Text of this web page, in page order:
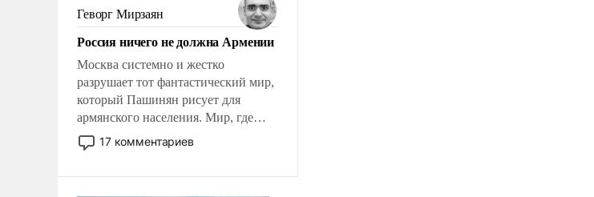
уязвимости США, например, перед
Китаем.
Геворг Мирзаян
Россия ничего не должна Армении
Москва системно и жестко
разрушает тот фантастический мир,
который Пашинян рисует для
армянского населения. Мир, где
политические прожекты будут
безусловно оплачиваться за счет
17 комментариев